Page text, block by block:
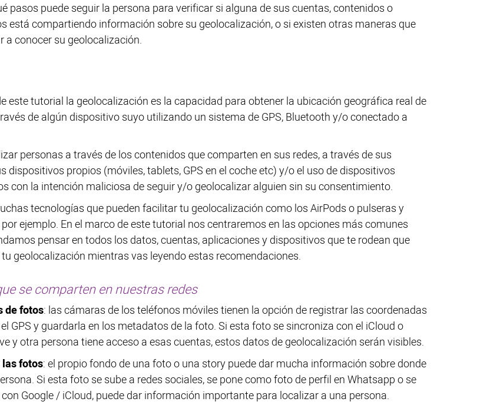
pasos puede seguir la persona para verificar si alguna de sus cuentas, contenidos o
está compartiendo información sobre su geolocalización, o si existen otras maneras que
a conocer su geolocalización.
este tutorial la geolocalización es la capacidad para obtener la ubicación geográfica real de
de algún dispositivo suyo utilizando un sistema de GPS, Bluetooth y/o conectado a
personas a través de los contenidos que comparten en sus redes, a través de sus
dispositivos propios (móviles, tablets, GPS en el coche etc) y/o el uso de dispositivos
con la intención maliciosa de seguir y/o geolocalizar alguien sin su consentimiento.
tecnologías que pueden facilitar tu geolocalización como los AirPods o pulseras y
ejemplo. En el marco de este tutorial nos centraremos en las opciones más comunes
pensar en todos los datos, cuentas, aplicaciones y dispositivos que te rodean que
geolocalización mientras vas leyendo estas recomendaciones.
se comparten en nuestras redes
de fotos: las cámaras de los teléfonos móviles tienen la opción de registrar las coordenadas
GPS y guardarla en los metadatos de la foto. Si esta foto se sincroniza con el iCloud o
y otra persona tiene acceso a esas cuentas, estos datos de geolocalización serán visibles.
las fotos: el propio fondo de una foto o una story puede dar mucha información sobre donde
Si esta foto se sube a redes sociales, se pone como foto de perfil en Whatsapp o se
Google / iCloud, puede dar información importante para localizar a una persona.